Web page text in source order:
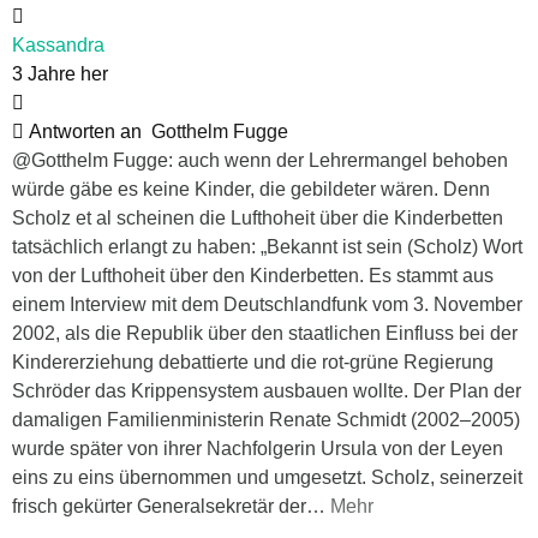
Kassandra
3 Jahre her
Antworten an Gotthelm Fugge
@Gotthelm Fugge: auch wenn der Lehrermangel behoben
würde gäbe es keine Kinder, die gebildeter wären. Denn
Scholz et al scheinen die Lufthoheit über die Kinderbetten
tatsächlich erlangt zu haben: „Bekannt ist sein (Scholz) Wort
von der Lufthoheit über den Kinderbetten. Es stammt aus
einem Interview mit dem Deutschlandfunk vom 3. November
2002, als die Republik über den staatlichen Einfluss bei der
Kindererziehung debattierte und die rot-grüne Regierung
Schröder das Krippensystem ausbauen wollte. Der Plan der
damaligen Familienministerin Renate Schmidt (2002–2005)
wurde später von ihrer Nachfolgerin Ursula von der Leyen
eins zu eins übernommen und umgesetzt. Scholz, seinerzeit
frisch gekürter Generalsekretär der… Mehr